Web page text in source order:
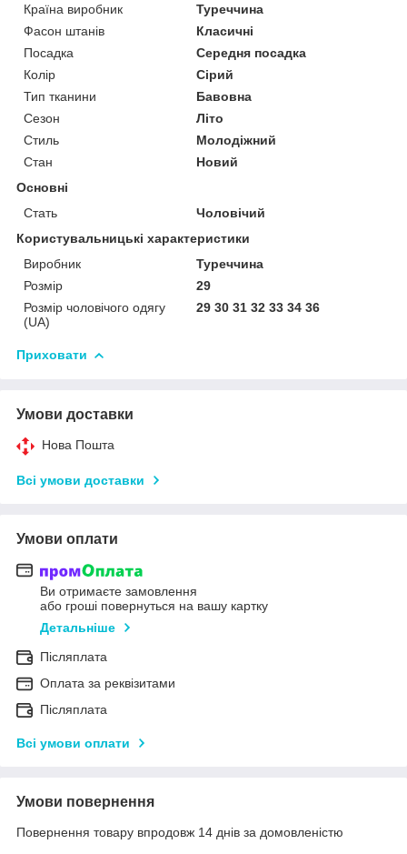
Країна виробник
Туреччина
Фасон штанів
Класичні
Посадка
Середня посадка
Колір
Сірий
Тип тканини
Бавовна
Сезон
Літо
Стиль
Молодіжний
Стан
Новий
Основні
Стать
Чоловічий
Користувальницькі характеристики
Виробник
Туреччина
Розмір
29
Розмір чоловічого одягу
(UA)
29 30 31 32 33 34 36
Приховати
Умови доставки
Нова Пошта
Всі умови доставки
Умови оплати
Ви отримаєте замовлення
або гроші повернуться на вашу картку
Детальніше
Післяплата
Оплата за реквізитами
Післяплата
Всі умови оплати
Умови повернення
Повернення товару впродовж 14 днів за домовленістю